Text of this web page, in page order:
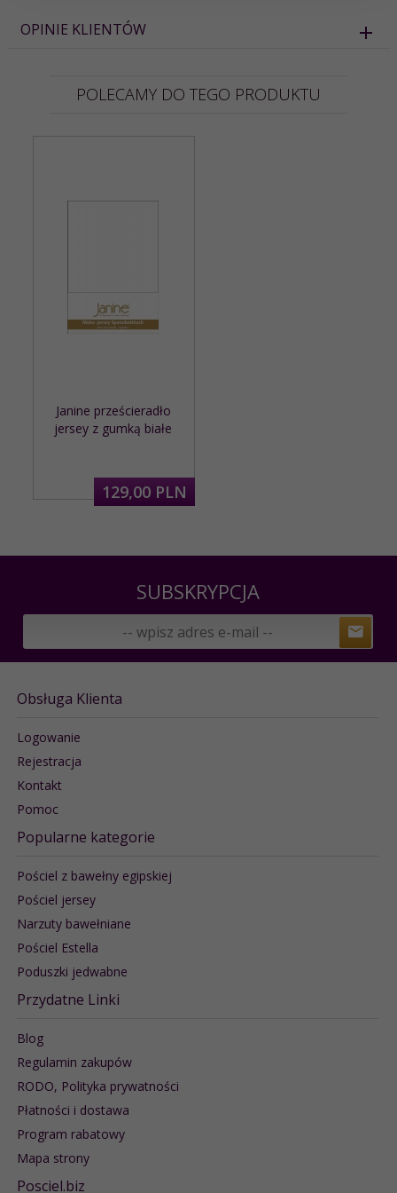
OPINIE KLIENTÓW
POLECAMY DO TEGO PRODUKTU
Janine prześcieradło
jersey z gumką białe
129,00 PLN
SUBSKRYPCJA
Obsługa Klienta
Logowanie
Rejestracja
Kontakt
Pomoc
Popularne kategorie
Pościel z bawełny egipskiej
Pościel jersey
Narzuty bawełniane
Pościel Estella
Poduszki jedwabne
Przydatne Linki
Blog
Regulamin zakupów
RODO, Polityka prywatności
Płatności i dostawa
Program rabatowy
Mapa strony
Posciel.biz